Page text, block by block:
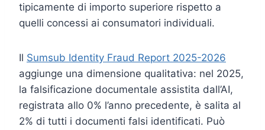
tipicamente di importo superiore rispetto a
quelli concessi ai consumatori individuali.
Il Sumsub Identity Fraud Report 2025-2026
aggiunge una dimensione qualitativa: nel 2025,
la falsificazione documentale assistita dall’AI,
registrata allo 0% l’anno precedente, è salita al
2% di tutti i documenti falsi identificati. Può